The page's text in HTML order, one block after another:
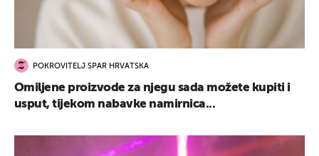
POKROVITELJ SPAR HRVATSKA
Omiljene proizvode za njegu sada možete kupiti i
usput, tijekom nabavke namirnica...